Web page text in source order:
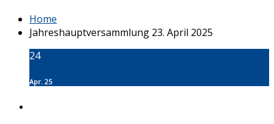
Home
Jahreshauptversammlung 23. April 2025
24
Apr. 25